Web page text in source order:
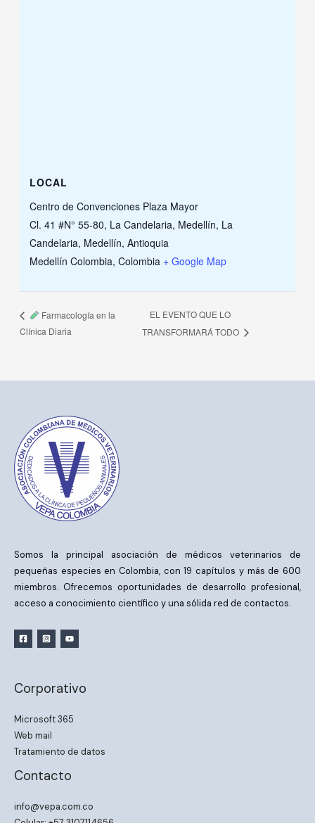
LOCAL
Centro de Convenciones Plaza Mayor
Cl. 41 #N° 55-80, La Candelaria, Medellín, La
Candelaria, Medellín, Antioquia
Medellín Colombia, Colombia + Google Map
Farmacología en la
Clínica Diaria
EL EVENTO QUE LO
TRANSFORMARÁ TODO
Somos la principal asociación de médicos veterinarios de
pequeñas especies en Colombia, con 19 capítulos y más de 600
miembros. Ofrecemos oportunidades de desarrollo profesional,
acceso a conocimiento científico y una sólida red de contactos.
Corporativo
Microsoft 365
Web mail
Tratamiento de datos
Contacto
info@vepa.com.co